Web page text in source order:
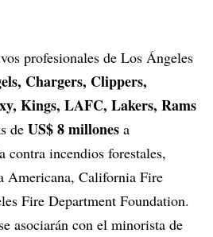
profesionales de Los Ángeles
Chargers, Clippers,
Kings, LAFC, Lakers, Rams
de US$ 8 millones a
contra incendios forestales,
Americana, California Fire
Fire Department Foundation.
asociarán con el minorista de